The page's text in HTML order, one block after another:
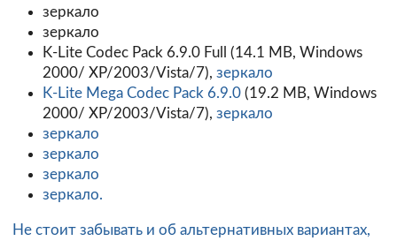
зеркало
зеркало
K-Lite Codec Pack 6.9.0 Full (14.1 MB, Windows
2000/ XP/2003/Vista/7), зеркало
K-Lite Mega Codec Pack 6.9.0(19.2 MB, Windows
2000/ XP/2003/Vista/7), зеркало
зеркало
зеркало
зеркало
зеркало.
Не стоит забывать и об альтернативных вариантах,